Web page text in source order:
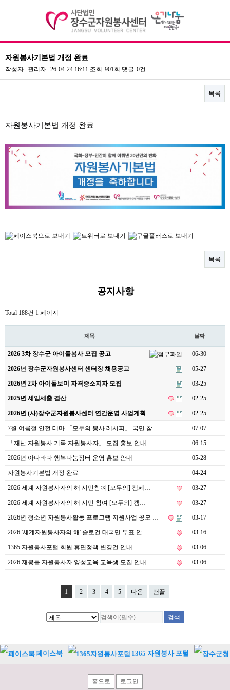
기관소개
센터활동
커뮤니티
전화문의
자원봉사기본법 개정 완료
작성자 관리자 26-04-24 16:11 조회 901회 댓글 0건
목록
자원봉사기본법 개정 완료
목록
공지사항
Total 188건 1 페이지
제목 날짜
2026 3차 장수군 아이돌봄사 모집 공고 06-30
2026년 장수군자원봉사센터 센터장 채용공고 05-27
2026년 2차 아이돌보미 자격증소지자 모집 03-25
2025년 세입세출 결산 02-25
2026년 (사)장수군자원봉사센터 연간운영 사업계획 02-25
7월 여름철 안전 테마 「모두의 봉사 레시피」 국민 참… 07-07
「재난 자원봉사 기록 자원봉사자」 모집 홍보 안내 06-15
2026년 아나바다 행복나눔장터 운영 홍보 안내 05-28
자원봉사기본법 개정 완료 04-24
2026 세계 자원봉사자의 해 시민참여 [모두의] 캠페… 03-27
2026 세계 자원봉사자의 해 시민 참여 [모두의] 캠… 03-27
2026년 청소년 자원봉사활동 프로그램 지원사업 공모 … 03-17
2026 '세계자원봉사자의 해' 슬로건 대국민 투표 안… 03-16
1365 자원봉사포털 회원 휴면정책 변경건 안내 03-06
2026 재봉틀 자원봉사자 양성교육 교육생 모집 안내 03-06
1 2 3 4 5 다음 맨끝
페이스북 1365 자원봉사 포털
홈으로 로그인